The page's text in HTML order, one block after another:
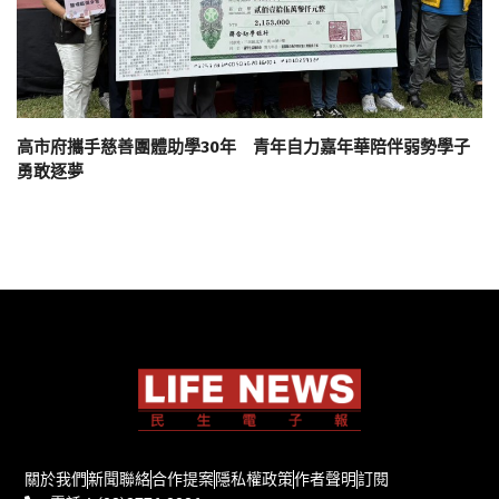
高市府攜手慈善團體助學30年 青年自力嘉年華陪伴弱勢學子
勇敢逐夢
關於我們新聞聯絡合作提案隱私權政策作者聲明訂閱